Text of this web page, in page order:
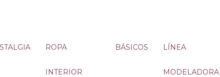
ROPA
INTERIOR
BÁSICOS LÍNEA
MODELADORA